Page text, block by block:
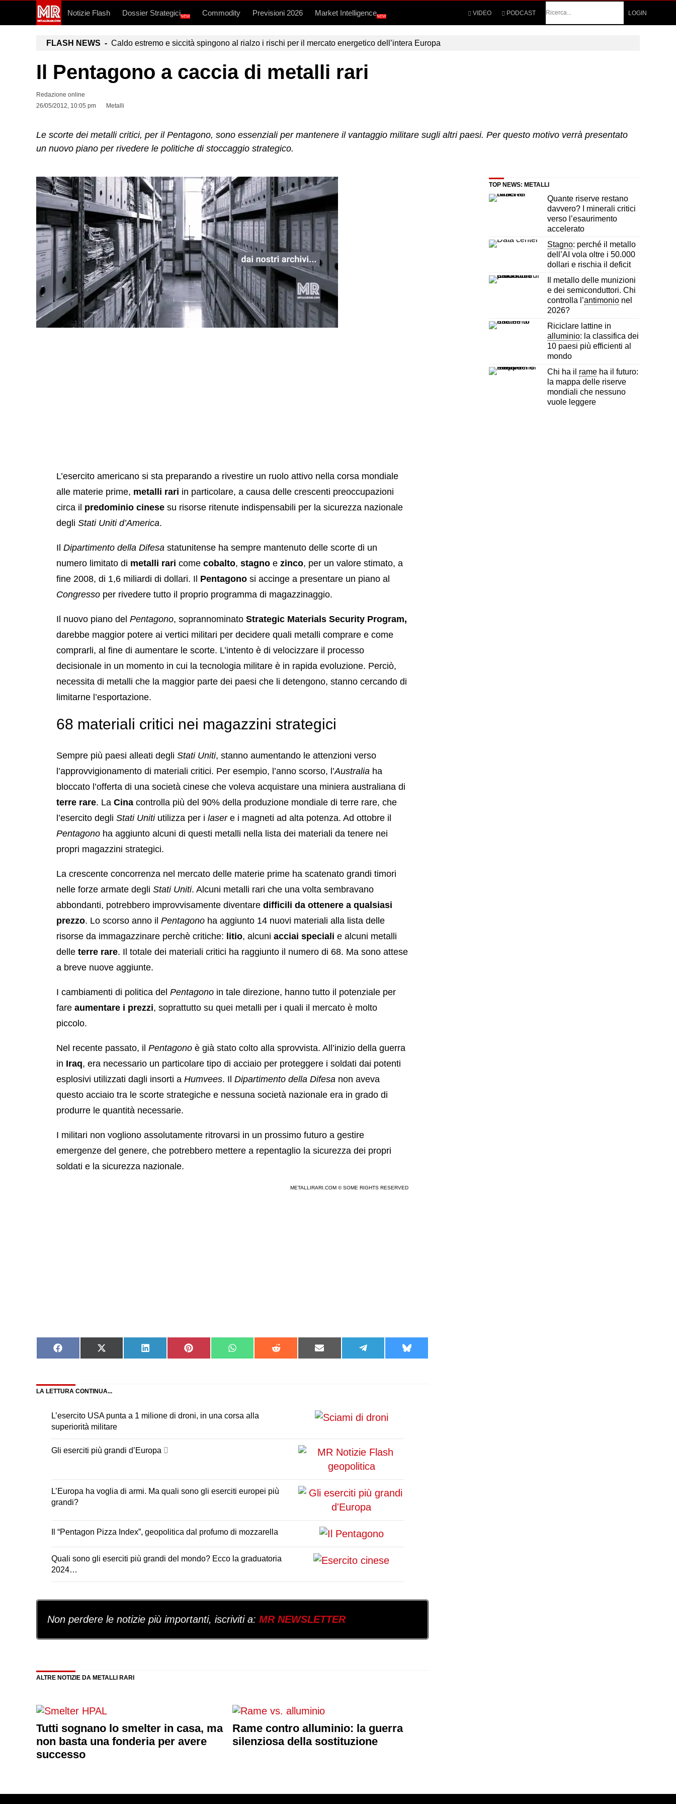
Notizie Flash Dossier StrategiciNEW Commodity Previsioni 2026 Market IntelligenceNEW VIDEO PODCAST
LOGIN
FLASH NEWS - Caldo estremo e siccità spingono al rialzo i rischi per il mercato energetico dell’intera Europa
Il Pentagono a caccia di metalli rari
Redazione online
26/05/2012, 10:05 pm
Metalli
Le scorte dei metalli critici, per il Pentagono, sono essenziali per mantenere il vantaggio militare sugli altri paesi. Per questo motivo verrà presentato
un nuovo piano per rivedere le politiche di stoccaggio strategico.
L’esercito americano si sta preparando a rivestire un ruolo attivo nella corsa mondiale
alle materie prime, metalli rari in particolare, a causa delle crescenti preoccupazioni
circa il predominio cinese su risorse ritenute indispensabili per la sicurezza nazionale
degli Stati Uniti d’America.
Il Dipartimento della Difesa statunitense ha sempre mantenuto delle scorte di un
numero limitato di metalli rari come cobalto, stagno e zinco, per un valore stimato, a
fine 2008, di 1,6 miliardi di dollari. Il Pentagono si accinge a presentare un piano al
Congresso per rivedere tutto il proprio programma di magazzinaggio.
Il nuovo piano del Pentagono, soprannominato Strategic Materials Security Program,
darebbe maggior potere ai vertici militari per decidere quali metalli comprare e come
comprarli, al fine di aumentare le scorte. L’intento è di velocizzare il processo
decisionale in un momento in cui la tecnologia militare è in rapida evoluzione. Perciò,
necessita di metalli che la maggior parte dei paesi che li detengono, stanno cercando di
limitarne l’esportazione.
68 materiali critici nei magazzini strategici
Sempre più paesi alleati degli Stati Uniti, stanno aumentando le attenzioni verso
l’approvvigionamento di materiali critici. Per esempio, l’anno scorso, l’Australia ha
bloccato l’offerta di una società cinese che voleva acquistare una miniera australiana di
terre rare. La Cina controlla più del 90% della produzione mondiale di terre rare, che
l’esercito degli Stati Unitiutilizza per i lasere i magneti ad alta potenza. Ad ottobre il
Pentagono ha aggiunto alcuni di questi metalli nella lista dei materiali da tenere nei
propri magazzini strategici.
La crescente concorrenza nel mercato delle materie prime ha scatenato grandi timori
nelle forze armate degli Stati Uniti. Alcuni metalli rari che una volta sembravano
abbondanti, potrebbero improvvisamente diventare difficili da ottenere a qualsiasi
prezzo. Lo scorso anno il Pentagono ha aggiunto 14 nuovi materiali alla lista delle
risorse da immagazzinare perchè critiche: litio, alcuni acciai speciali e alcuni metalli
delle terre rare. Il totale dei materiali critici ha raggiunto il numero di 68. Ma sono attese
a breve nuove aggiunte.
I cambiamenti di politica del Pentagono in tale direzione, hanno tutto il potenziale per
fare aumentare i prezzi, soprattutto su quei metalli per i quali il mercato è molto
piccolo.
Nel recente passato, il Pentagono è già stato colto alla sprovvista. All’inizio della guerra
in Iraq, era necessario un particolare tipo di acciaio per proteggere i soldati dai potenti
esplosivi utilizzati dagli insorti a Humvees. Il Dipartimento della Difesa non aveva
questo acciaio tra le scorte strategiche e nessuna società nazionale era in grado di
produrre le quantità necessarie.
I militari non vogliono assolutamente ritrovarsi in un prossimo futuro a gestire
emergenze del genere, che potrebbero mettere a repentaglio la sicurezza dei propri
soldati e la sicurezza nazionale.
METALLIRARI.COM © SOME RIGHTS RESERVED
Share
on
Share
on
Share
on
Share
on
Share
on
Share
on
Share
on
Share
on
Share
on
LA LETTURA CONTINUA...
L’esercito USA punta a 1 milione di droni, in una corsa alla
superiorità militare
Gli eserciti più grandi d’Europa
L’Europa ha voglia di armi. Ma quali sono gli eserciti europei più
grandi?
Il “Pentagon Pizza Index”, geopolitica dal profumo di mozzarella
Quali sono gli eserciti più grandi del mondo? Ecco la graduatoria
2024…
Non perdere le notizie più importanti, iscriviti a: MR NEWSLETTER
ALTRE NOTIZIE DA METALLI RARI
Tutti sognano lo smelter in casa, ma
non basta una fonderia per avere
successo
Rame contro alluminio: la guerra
silenziosa della sostituzione
TOP NEWS: METALLI
Quante riserve restano
davvero? I minerali critici
verso l’esaurimento
accelerato
Stagno: perché il metallo
dell’AI vola oltre i 50.000
dollari e rischia il deficit
Il metallo delle munizioni
e dei semiconduttori. Chi
controlla l’antimonio nel
2026?
Riciclare lattine in
alluminio: la classifica dei
10 paesi più efficienti al
mondo
Chi ha il rame ha il futuro:
la mappa delle riserve
mondiali che nessuno
vuole leggere